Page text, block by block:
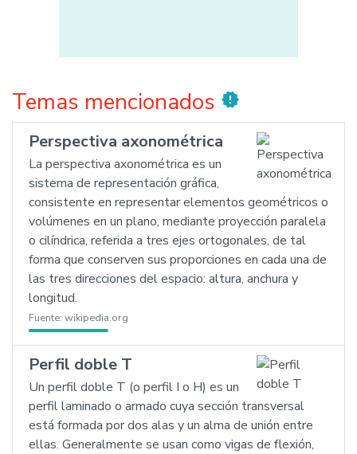
Temas mencionados new_releases
Perspectiva axonométrica
La perspectiva axonométrica es un
sistema de representación gráfica,
consistente en representar elementos geométricos o
volúmenes en un plano, mediante proyección paralela
o cilíndrica, referida a tres ejes ortogonales, de tal
forma que conserven sus proporciones en cada una de
las tres direcciones del espacio: altura, anchura y
longitud.
Fuente: wikipedia.org
Perfil doble T
Un perfil doble T (o perfil I o H) es un
perfil laminado o armado cuya sección transversal
está formada por dos alas y un alma de unión entre
ellas. Generalmente se usan como vigas de flexión,